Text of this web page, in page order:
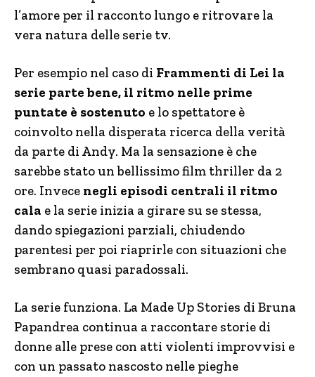
l’amore per il racconto lungo e ritrovare la
vera natura delle serie tv.
Per esempio nel caso di Frammenti di Lei la
serie parte bene, il ritmo nelle prime
puntate è sostenuto e lo spettatore è
coinvolto nella disperata ricerca della verità
da parte di Andy. Ma la sensazione è che
sarebbe stato un bellissimo film thriller da 2
ore. Invece negli episodi centrali il ritmo
cala e la serie inizia a girare su se stessa,
dando spiegazioni parziali, chiudendo
parentesi per poi riaprirle con situazioni che
sembrano quasi paradossali.
La serie funziona. La Made Up Stories di Bruna
Papandrea continua a raccontare storie di
donne alle prese con atti violenti improvvisi e
con un passato nascosto nelle pieghe